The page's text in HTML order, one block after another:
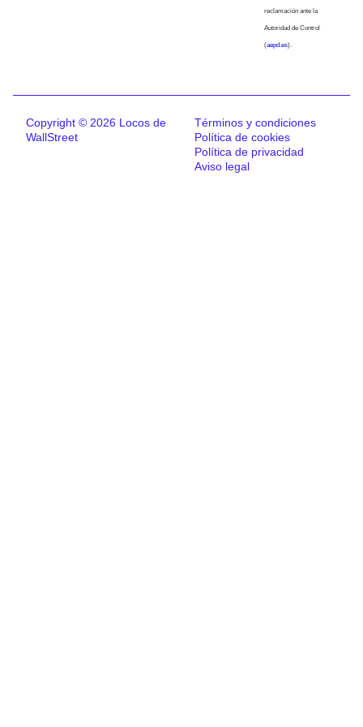
reclamación ante la
Autoridad de Control
(aepd.es).
Copyright © 2026 Locos de
WallStreet
Términos y condiciones
Política de cookies
Política de privacidad
Aviso legal